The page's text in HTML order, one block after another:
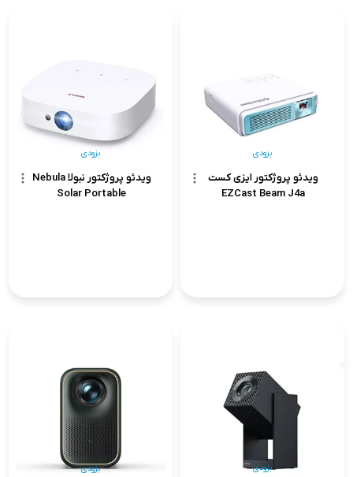
ویدئو پروژکتور ایزی کست
EZCast Beam J4a
بزودی
ویدئو پروژکتور نبولا Nebula
Solar Portable
بزودی
بزودی بزودی